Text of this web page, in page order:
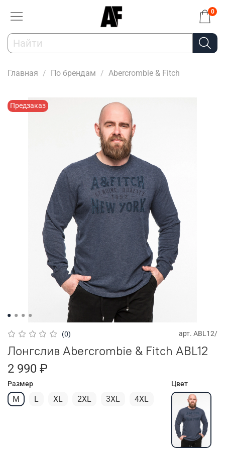
0
Главная По брендам Abercrombie & Fitch
Предзаказ
(0) арт. ABL12/
Лонгслив Abercrombie & Fitch ABL12
2 990 ₽
Размер
M L XL 2XL 3XL 4XL
Цвет